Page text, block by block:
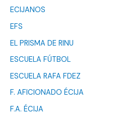
ECIJANOS
EFS
EL PRISMA DE RINU
ESCUELA FÚTBOL
ESCUELA RAFA FDEZ
F. AFICIONADO ÉCIJA
F.A. ÉCIJA